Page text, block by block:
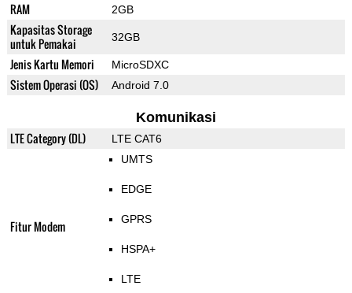
RAM 2GB
Kapasitas Storage
untuk Pemakai
32GB
Jenis Kartu Memori MicroSDXC
Sistem Operasi (OS) Android 7.0
Komunikasi
LTE Category (DL) LTE CAT6
Fitur Modem
UMTS
EDGE
GPRS
HSPA+
LTE